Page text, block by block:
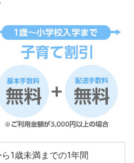
1歳未満までの1年間